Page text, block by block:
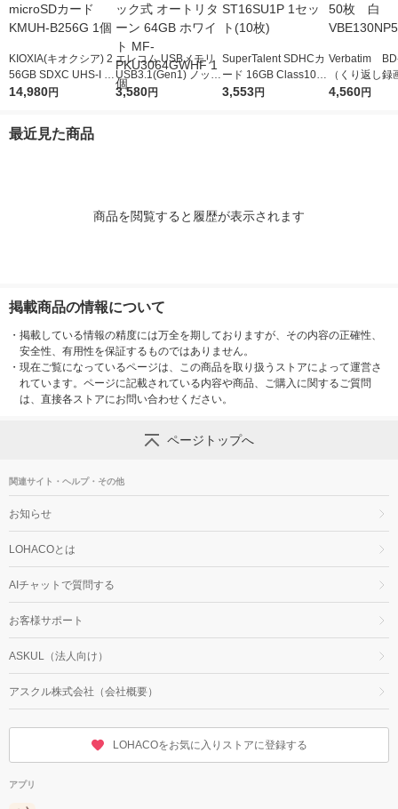
KIOXIA(キオクシア) 2
56GB SDXC UHS-I mi
croSDカード KMUH-
14,980円
エレコム USBメモリ
USB3.1(Gen1) ノック
式 オートリターン 64
3,580円
SuperTalent SDHCカ
ード 16GB Class10 S
T16SU1P 1セット(10
3,553円
Verbatim
（くり返し
1-2倍速
4,560円
最近見た商品
商品を閲覧すると履歴が表示されます
掲載商品の情報について
・ 掲載している情報の精度には万全を期しておりますが、その内容の正確性、
安全性、有用性を保証するものではありません。
・ 現在ご覧になっているページは、この商品を取り扱うストアによって運営さ
れています。ページに記載されている内容や商品、ご購入に関するご質問
は、直接各ストアにお問い合わせください。
ページトップへ
関連サイト・ヘルプ・その他
お知らせ
LOHACOとは
AIチャットで質問する
お客様サポート
ASKUL（法人向け）
アスクル株式会社（会社概要）
LOHACOをお気に入りストアに登録する
アプリ